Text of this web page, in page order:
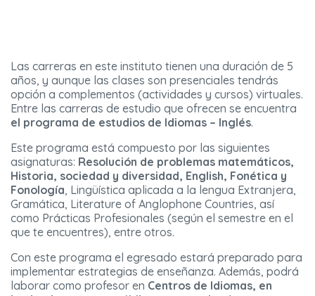
Las carreras en este instituto tienen una duración de 5
años, y aunque las clases son presenciales tendrás
opción a complementos (actividades y cursos) virtuales.
Entre las carreras de estudio que ofrecen se encuentra
el programa de estudios de Idiomas – Inglés.
Este programa está compuesto por las siguientes
asignaturas: Resolución de problemas matemáticos,
Historia, sociedad y diversidad, English, Fonética y
Fonología, Lingüística aplicada a la lengua Extranjera,
Gramática, Literature of Anglophone Countries, así
como Prácticas Profesionales (según el semestre en el
que te encuentres), entre otros.
Con este programa el egresado estará preparado para
implementar estrategias de enseñanza. Además, podrá
laborar como profesor en Centros de Idiomas, en